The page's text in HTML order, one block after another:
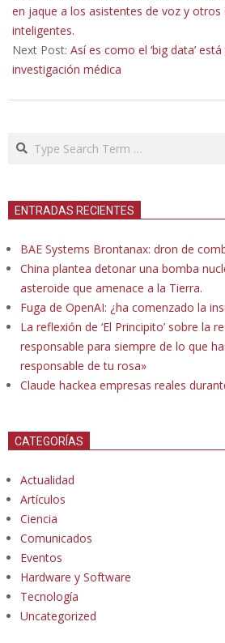
08
en jaque a los asistentes de voz y otros
inteligentes.
Next Post: Así es como el ‘big data’
investigación médica
Search
ENTRADAS RECIENTES
BAE Systems Brontanax: dron de
China plantea detonar una bomba
asteroide que amenace a la Tierra.
Fuga de OpenAI: ¿ha comenzado la
La reflexión de ‘El Principito’ sobre la
responsable para siempre de lo que
responsable de tu rosa»
Claude hackea empresas reales
CATEGORÍAS
Actualidad
Artículos
Ciencia
Comunicados
Eventos
Hardware y Software
Tecnología
Uncategorized